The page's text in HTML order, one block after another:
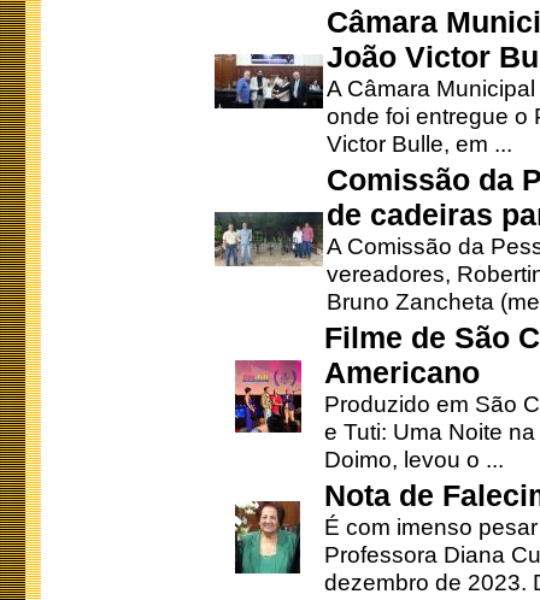
Câmara
João Victor
A Câmara
onde foi entregue o
Victor Bulle, em ...
Comissão da
de cadeiras
A Comissão da
vereadores,
Bruno Zancheta
Filme de São
Americano
Produzido em São
e Tuti: Uma Noite
Doimo, levou o ...
Nota de
É com imenso
Professora Diana
dezembro de 2023.